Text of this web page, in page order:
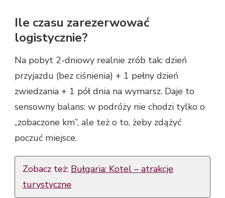
Ile czasu zarezerwować
logistycznie?
Na pobyt 2-dniowy realnie zrób tak: dzień
przyjazdu (bez ciśnienia) + 1 pełny dzień
zwiedzania + 1 pół dnia na wymarsz. Daje to
sensowny balans: w podróży nie chodzi tylko o
„zobaczone km”, ale też o to, żeby zdążyć
poczuć miejsce.
Zobacz też: Bułgaria: Kotel – atrakcje
turystyczne